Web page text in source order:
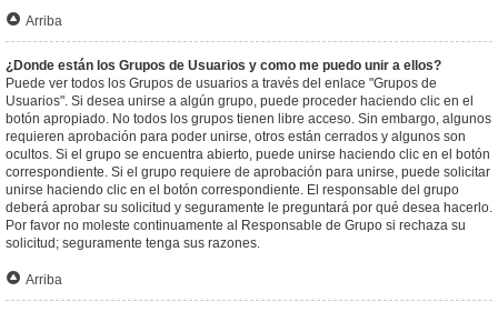
Arriba
¿Donde están los Grupos de Usuarios y como me puedo unir a ellos?
Puede ver todos los Grupos de usuarios a través del enlace "Grupos de
Usuarios". Si desea unirse a algún grupo, puede proceder haciendo clic en el
botón apropiado. No todos los grupos tienen libre acceso. Sin embargo, algunos
requieren aprobación para poder unirse, otros están cerrados y algunos son
ocultos. Si el grupo se encuentra abierto, puede unirse haciendo clic en el botón
correspondiente. Si el grupo requiere de aprobación para unirse, puede solicitar
unirse haciendo clic en el botón correspondiente. El responsable del grupo
deberá aprobar su solicitud y seguramente le preguntará por qué desea hacerlo.
Por favor no moleste continuamente al Responsable de Grupo si rechaza su
solicitud; seguramente tenga sus razones.
Arriba